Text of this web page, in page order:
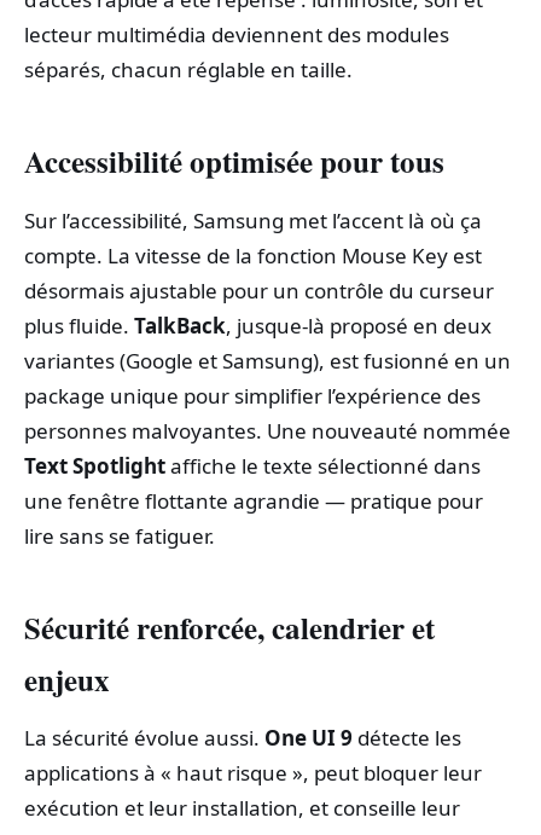
lecteur multimédia deviennent des modules
séparés, chacun réglable en taille.
Accessibilité optimisée pour tous
Sur l’accessibilité, Samsung met l’accent là où ça
compte. La vitesse de la fonction Mouse Key est
désormais ajustable pour un contrôle du curseur
plus fluide. TalkBack, jusque‑là proposé en deux
variantes (Google et Samsung), est fusionné en un
package unique pour simplifier l’expérience des
personnes malvoyantes. Une nouveauté nommée
Text Spotlightaffiche le texte sélectionné dans
une fenêtre flottante agrandie — pratique pour
lire sans se fatiguer.
Sécurité renforcée, calendrier et
enjeux
La sécurité évolue aussi. One UI 9 détecte les
applications à « haut risque », peut bloquer leur
exécution et leur installation, et conseille leur